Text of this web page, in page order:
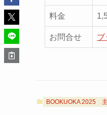
料金
お問合せ ブ
BOOKUOKA 2025